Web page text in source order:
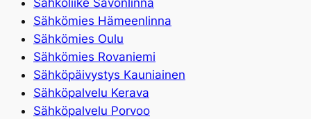
Sähköliike Savonlinna
Sähkömies Hämeenlinna
Sähkömies Oulu
Sähkömies Rovaniemi
Sähköpäivystys Kauniainen
Sähköpalvelu Kerava
Sähköpalvelu Porvoo